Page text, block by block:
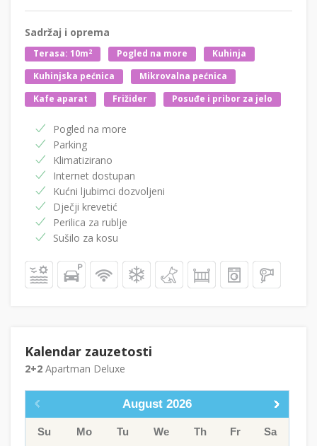
Sadržaj i oprema
Terasa: 10m2 Pogled na more
Kuhinja
Kuhinjska pećnica
Mikrovalna pećnica
Kafe aparat
Frižider Posuđe i pribor za jelo
Pogled na more
Parking
Klimatizirano
Internet dostupan
Kućni ljubimci dozvoljeni
Dječji krevetić
Perilica za rublje
Sušilo za kosu
Kalendar zauzetosti
2+2 Apartman Deluxe
August 2026
Su Mo Tu We Th Fr Sa